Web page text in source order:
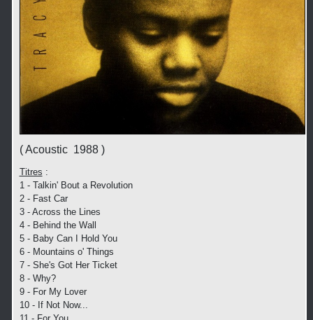
( Acoustic 1988 )
Titres :
1 - Talkin' Bout a Revolution
2 - Fast Car
3 - Across the Lines
4 - Behind the Wall
5 - Baby Can I Hold You
6 - Mountains o' Things
7 - She's Got Her Ticket
8 - Why?
9 - For My Lover
10 - If Not Now...